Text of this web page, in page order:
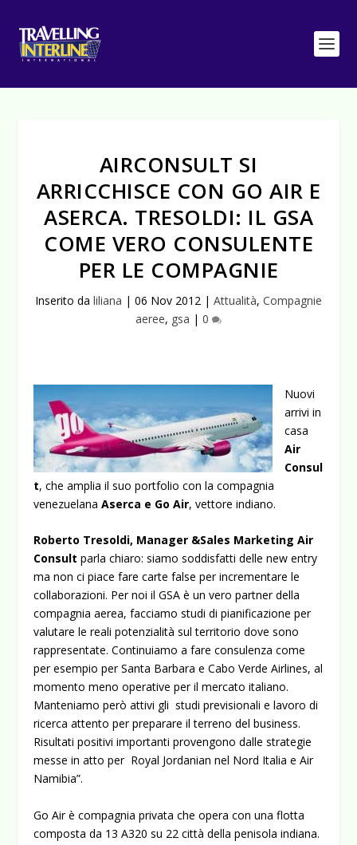
AIRCONSULT SI
ARRICCHISCE CON GO AIR E
ASERCA. TRESOLDI: IL GSA
COME VERO CONSULENTE
PER LE COMPAGNIE
Inserito da liliana | 06 Nov 2012 | Attualità, Compagnie
aeree, gsa | 0
Nuovi
arrivi in
casa
Air
Consul
t, che amplia il suo portfolio con la compagnia
venezuelanaAserca e Go Air, vettore indiano.
Roberto Tresoldi, Manager &Sales Marketing Air
Consult parla chiaro: siamo soddisfatti delle new entry
ma non ci piace fare carte false per incrementare le
collaborazioni. Per noi il GSA è un vero partner della
compagnia aerea, facciamo studi di pianificazione per
valutare le reali potenzialità sul territorio dove sono
rappresentate. Continuiamo a fare consulenza come
per esempio per Santa Barbara e Cabo Verde Airlines, al
momento meno operative per il mercato italiano.
Manteniamo però attivi gli studi previsionali e lavoro di
ricerca attento per preparare il terreno del business.
Risultati positivi importanti provengono dalle strategie
messe in atto per Royal Jordanian nel Nord Italia e Air
Namibia”.
Go Air è compagnia privata che opera con una flotta
composta da 13 A320 su 22 città della penisola indiana.